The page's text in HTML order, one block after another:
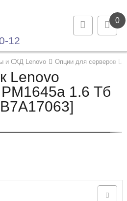
0
12
и СХД Lenovo Опции для серверов
Lenovo
1.6 Тб